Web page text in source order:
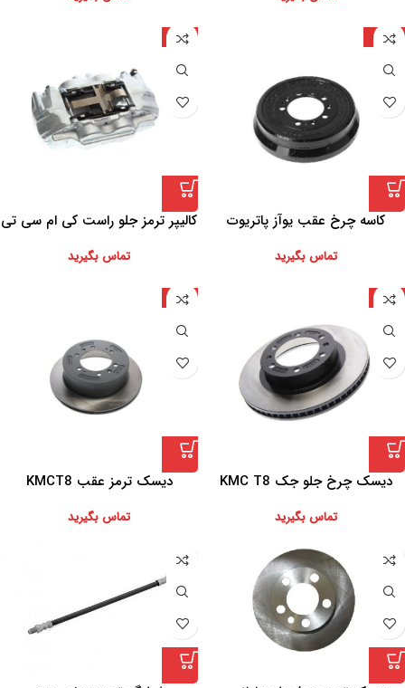
روسیه
کاسه چرخ عقب یوآز پاتریوت
تماس بگیرید
چین
کالیپر ترمز جلو راست کی ام سی تی
تماس بگیرید
چین
دیسک چرخ جلو جک KMC T8
تماس بگیرید
چین
دیسک ترمز عقب KMCT8
تماس بگیرید